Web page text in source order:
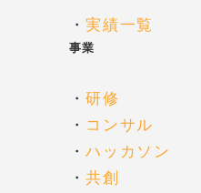
・実績一覧
事業
・研修
・ コンサル
・ハッカソン
・共創